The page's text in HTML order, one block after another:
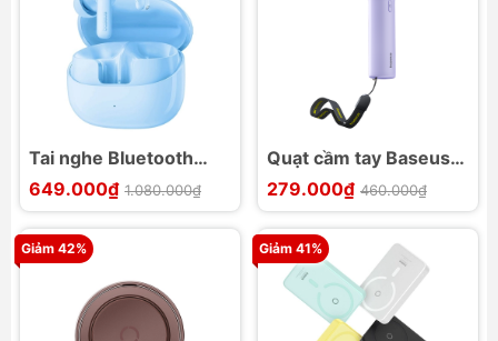
Tai nghe Bluetooth
TWS Baseus Bass BP1
649.000₫ 1.080.000₫
Quạt cầm tay Baseus
GoTrip DT1 Mini
279.000₫ 460.000₫
Giảm 42% Giảm 41%